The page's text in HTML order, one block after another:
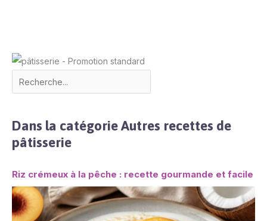
Dans la catégorie Autres recettes de
pâtisserie
Riz crémeux à la pêche : recette gourmande et facile